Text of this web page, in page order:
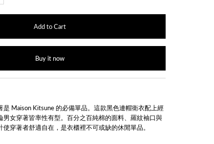
Buy it now
是 Maison Kitsune 的必備單品。這款黑色連帽衛衣配上經
男女穿著皆率性有型。百分之百純棉的面料、羅紋袖口與
穿著者舒適自在，是衣櫃裡不可或缺的休閒單品。